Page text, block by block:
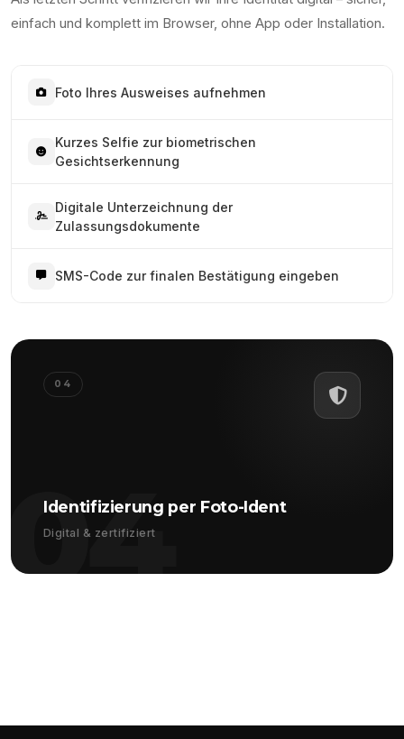
einfach und komplett im Browser, ohne App oder Installation.
Foto Ihres Ausweises aufnehmen
Kurzes Selfie zur biometrischen
Gesichtserkennung
Digitale Unterzeichnung der
Zulassungsdokumente
SMS-Code zur finalen Bestätigung eingeben
04
04
Identifizierung per Foto-Ident
Digital & zertifiziert